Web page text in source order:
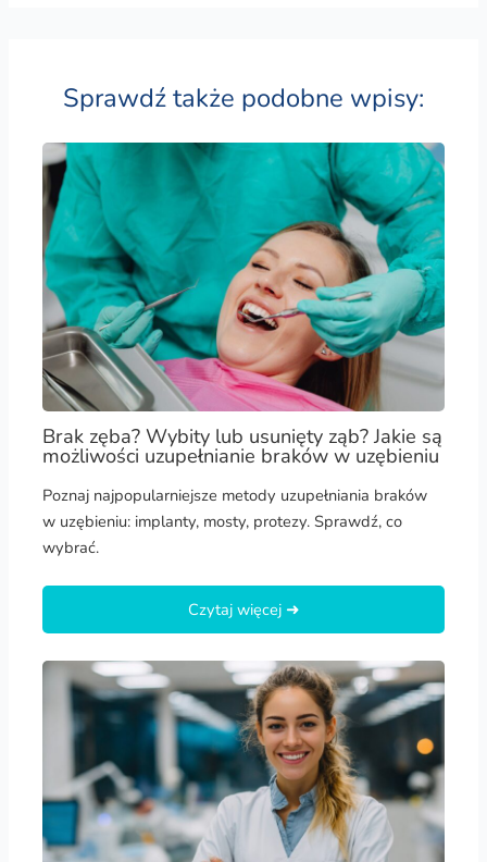
Sprawdź także podobne wpisy:
Brak zęba? Wybity lub usunięty ząb? Jakie są
możliwości uzupełnianie braków w uzębieniu
Poznaj najpopularniejsze metody uzupełniania braków
w uzębieniu: implanty, mosty, protezy. Sprawdź, co
wybrać.
Czytaj więcej ➜